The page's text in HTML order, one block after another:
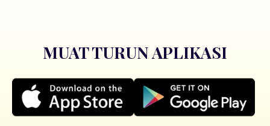
MUAT TURUN APLIKASI